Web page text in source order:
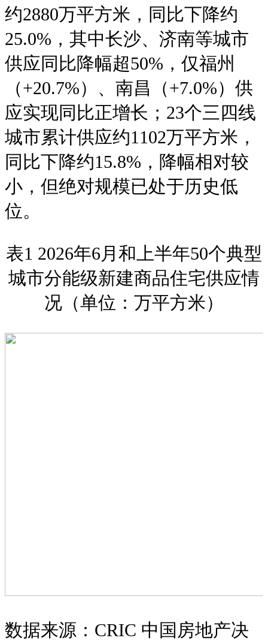
约2880万平方米，同比下降约
25.0%，其中长沙、济南等城市
供应同比降幅超50%，仅福州
（+20.7%）、南昌（+7.0%）供
应实现同比正增长；23个三四线
城市累计供应约1102万平方米，
同比下降约15.8%，降幅相对较
小，但绝对规模已处于历史低
位。
表1 2026年6月和上半年50个典型
城市分能级新建商品住宅供应情
况（单位：万平方米）
数据来源：CRIC 中国房地产决